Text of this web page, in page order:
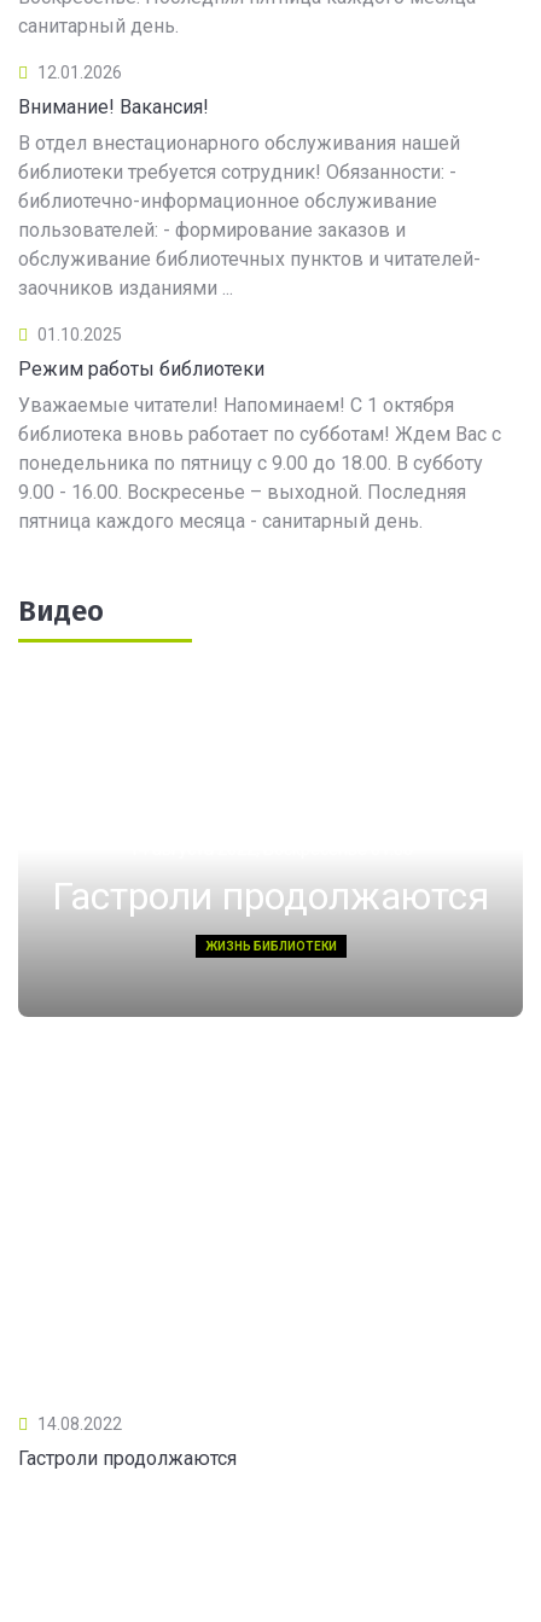
санитарный день.
12.01.2026
Внимание! Вакансия!
В отдел внестационарного обслуживания нашей
библиотеки требуется сотрудник! Обязанности: -
библиотечно-информационное обслуживание
пользователей: - формирование заказов и
обслуживание библиотечных пунктов и читателей-
заочников изданиями ...
01.10.2025
Режим работы библиотеки
Уважаемые читатели! Напоминаем! С 1 октября
библиотека вновь работает по субботам! Ждем Вас с
понедельника по пятницу с 9.00 до 18.00. В субботу
9.00 - 16.00. Воскресенье – выходной. Последняя
пятница каждого месяца - санитарный день.
Видео
Гастроли продолжаются
ЖИЗНЬ БИБЛИОТЕКИ
14.08.2022
Гастроли продолжаются